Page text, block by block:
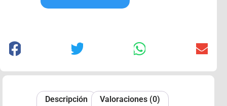
Descripción Valoraciones (0)